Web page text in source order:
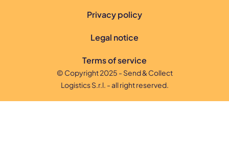
© Copyright 2025 - Send & Collect
Logistics S.r.l. - all right reserved.
Privacy policy
Legal notice
Terms of service